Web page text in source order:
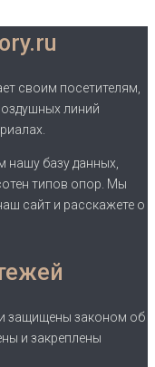
своим посетителям,
линий
базу данных,
типов опор. Мы
сайт и расскажете о
защищены законом об
и закреплены